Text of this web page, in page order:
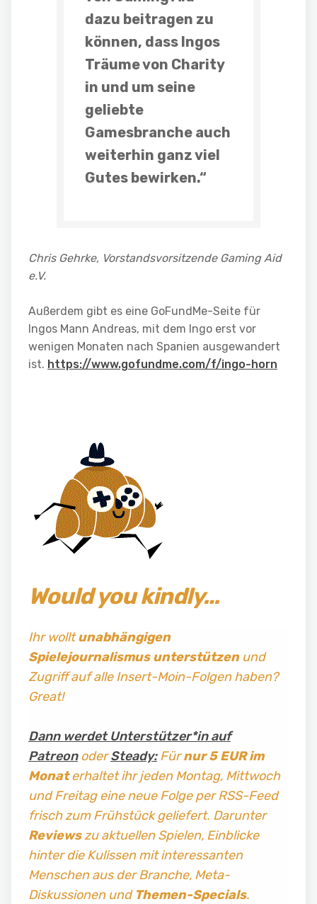
dazu beitragen zu
können, dass Ingos
Träume von Charity
in und um seine
geliebte
Gamesbranche auch
weiterhin ganz viel
Gutes bewirken.“
Chris Gehrke, Vorstandsvorsitzende Gaming Aid
e.V.
Außerdem gibt es eine GoFundMe-Seite für
Ingos Mann Andreas, mit dem Ingo erst vor
wenigen Monaten nach Spanien ausgewandert
ist. https://www.gofundme.com/f/ingo-horn
Would you kindly…
Ihr wolltunabhängigen
Spielejournalismus unterstützenund
Zugriff auf alle Insert-Moin-Folgen haben?
Great!
Dann werdet Unterstützer*in auf
PatreonoderSteady:Fürnur 5 EUR im
Monaterhaltet ihr jeden Montag, Mittwoch
und Freitag eine neue Folge per RSS-Feed
frisch zum Frühstück geliefert. Darunter
Reviewszu aktuellen Spielen, Einblicke
hinter die Kulissen mit interessanten
Menschen aus der Branche, Meta-
Diskussionen und Themen-Specials.